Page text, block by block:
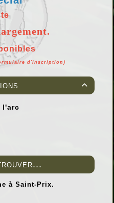
d'inscription)

l'arc
à Saint-Prix.